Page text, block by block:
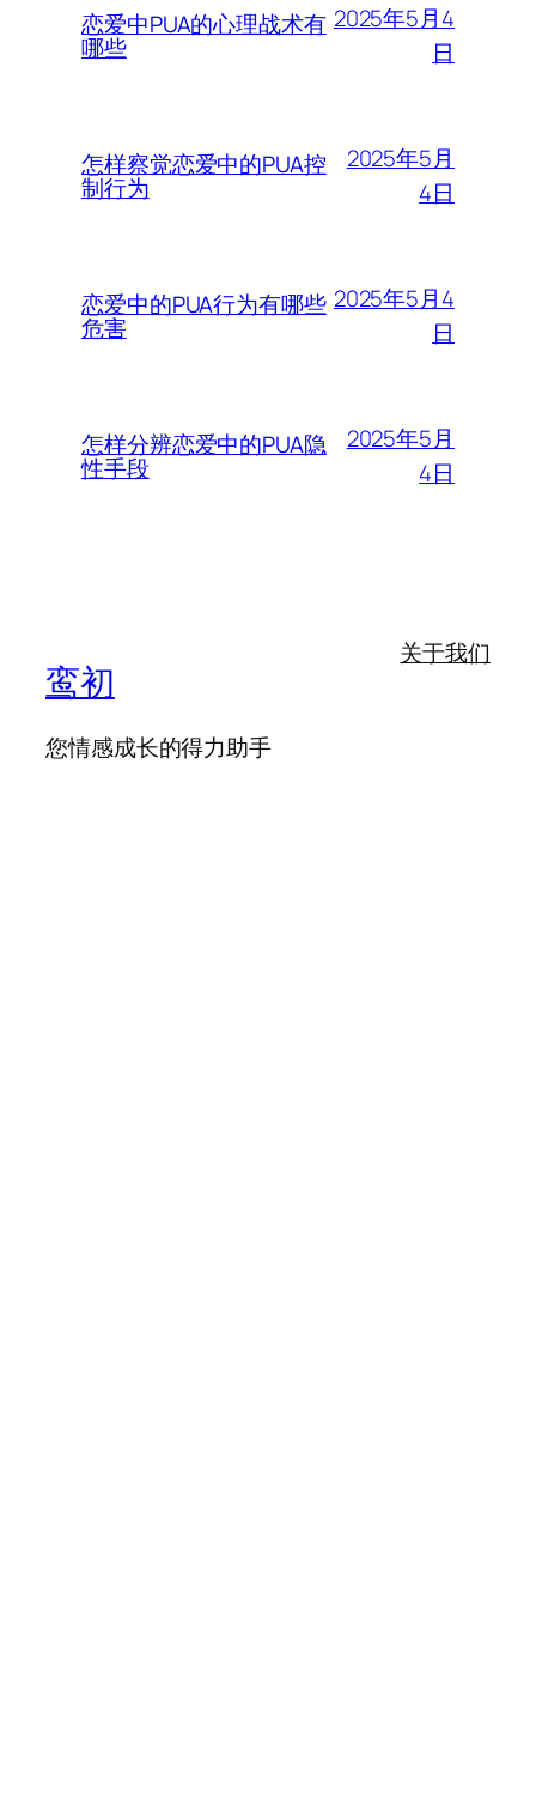
恋爱中PUA的心理战术有
哪些
2025年5月4
日
怎样察觉恋爱中的PUA控
制行为
2025年5月
4日
恋爱中的PUA行为有哪些
危害
2025年5月4
日
怎样分辨恋爱中的PUA隐
性手段
2025年5月
4日
鸾初
您情感成长的得力助手
关于我们